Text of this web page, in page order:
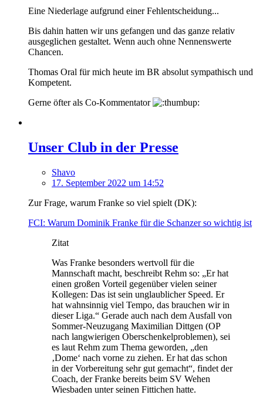
Eine Niederlage aufgrund einer Fehlentscheidung...
Bis dahin hatten wir uns gefangen und das ganze relativ
ausgeglichen gestaltet. Wenn auch ohne Nennenswerte
Chancen.
Thomas Oral für mich heute im BR absolut sympathisch und
Kompetent.
Gerne öfter als Co-Kommentator
Unser Club in der Presse
Shavo
17. September 2022 um 14:52
Zur Frage, warum Franke so viel spielt (DK):
FCI: Warum Dominik Franke für die Schanzer so wichtig ist
Zitat
Was Franke besonders wertvoll für die
Mannschaft macht, beschreibt Rehm so: „Er hat
einen großen Vorteil gegenüber vielen seiner
Kollegen: Das ist sein unglaublicher Speed. Er
hat wahnsinnig viel Tempo, das brauchen wir in
dieser Liga.“ Gerade auch nach dem Ausfall von
Sommer-Neuzugang Maximilian Dittgen (OP
nach langwierigen Oberschenkelproblemen), sei
es laut Rehm zum Thema geworden, „den
‚Dome‘ nach vorne zu ziehen. Er hat das schon
in der Vorbereitung sehr gut gemacht“, findet der
Coach, der Franke bereits beim SV Wehen
Wiesbaden unter seinen Fittichen hatte.